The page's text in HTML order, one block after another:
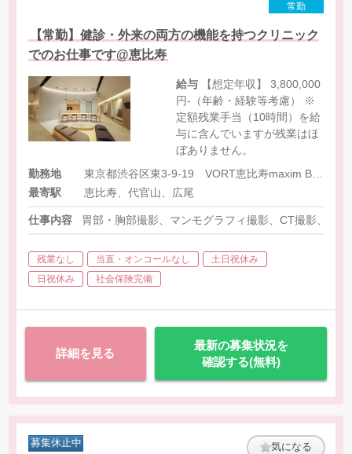
常勤
【常勤】健診・外来の両方の機能を持つクリニック
でのお仕事です@恵比寿
給与
円-（年齢・経験等考慮） ※
定額残業手当（10時間）を給
与に含んでいますが残業はほ
ぼありません。
勤務地
東京都渋谷区東3-9-19 VORT恵比寿maxim B1F
最寄駅
恵比寿、代官山、広尾
仕事内容 胃部・胸部撮影、マンモグラフィ撮影、CT撮影、そ
残業なし 当直・オンコールなし
土日祝休み
日祝休み
社会保険完備
詳細を見る
最新の募集状況を
確認する(無料)
募集休止中 気になる